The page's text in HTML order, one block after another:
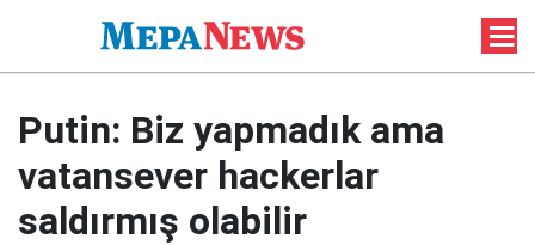
Putin: Biz yapmadık ama
vatansever hackerlar
saldırmış olabilir